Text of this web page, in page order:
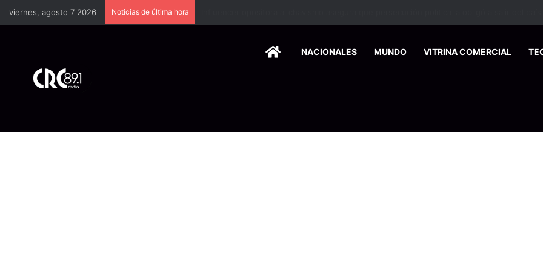
viernes, agosto 7 2026 Noticias de última hora
HOMENACIONALES MUNDO VITRINA COMERCIAL